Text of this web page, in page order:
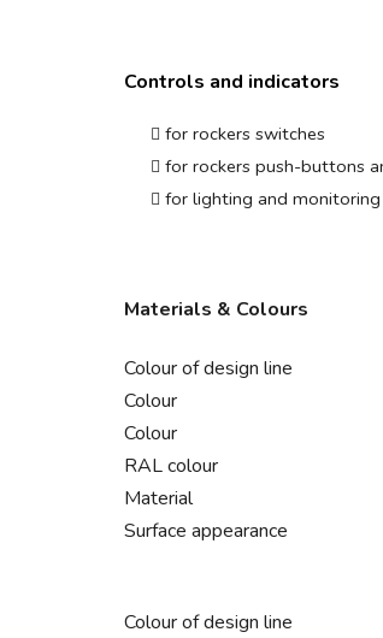
Controls and indicators
for rockers switches
for rockers push-buttons
for lighting and
Materials & Colours
Colour of design line
Colour
Colour
RAL colour
Material
Surface appearance
Colour of design line